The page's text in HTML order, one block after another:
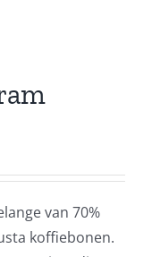
van 70%
koffiebonen.